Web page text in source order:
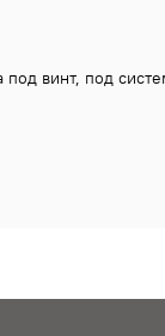
под винт, под